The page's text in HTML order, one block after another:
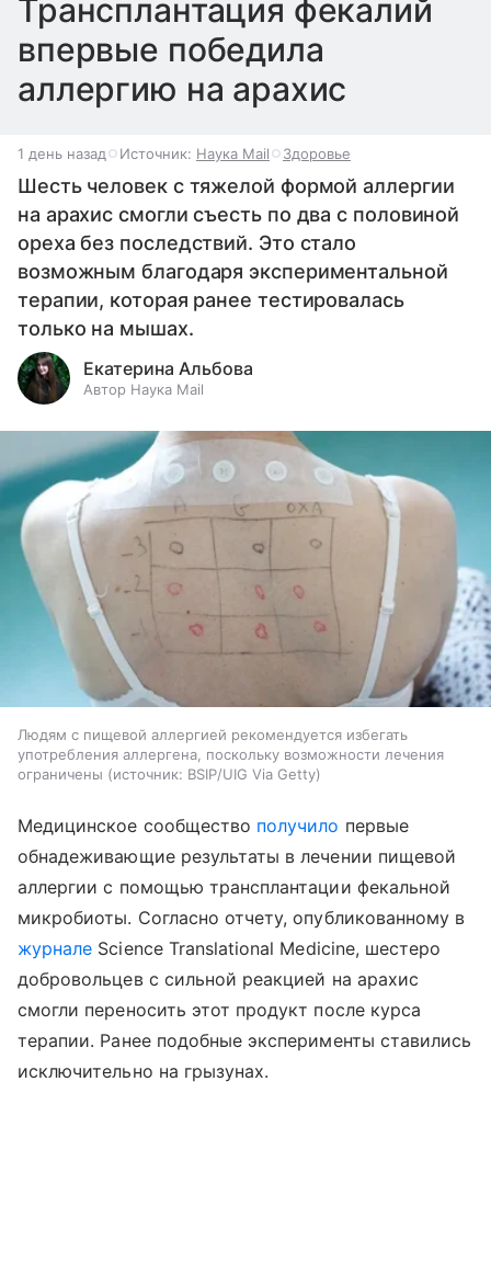
Трансплантация фекалий
впервые победила
аллергию на арахис
1 день назад Источник: Наука Mail Здоровье
Шесть человек с тяжелой формой аллергии
на арахис смогли съесть по два с половиной
ореха без последствий. Это стало
возможным благодаря экспериментальной
терапии, которая ранее тестировалась
только на мышах.
Екатерина Альбова
Автор Наука Mail
Людям с пищевой аллергией рекомендуется избегать
употребления аллергена, поскольку возможности лечения
ограничены
источник: BSIP/UIG Via Getty
Медицинское сообщество получило первые
обнадеживающие результаты в лечении пищевой
аллергии с помощью трансплантации фекальной
микробиоты. Согласно отчету, опубликованному в
журнале Science Translational Medicine, шестеро
добровольцев с сильной реакцией на арахис
смогли переносить этот продукт после курса
терапии. Ранее подобные эксперименты ставились
исключительно на грызунах.